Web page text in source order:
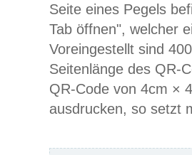
Seite eines Pegels
Tab öffnen", welcher
Voreingestellt sind
Seitenlänge des QR-
QR-Code von 4cm ×
ausdrucken, so setzt